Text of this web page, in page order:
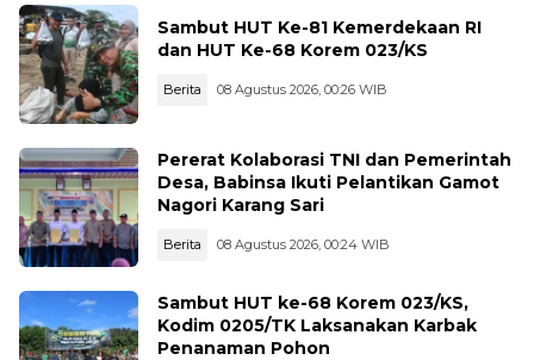
Sambut HUT Ke-81 Kemerdekaan RI
dan HUT Ke-68 Korem 023/KS
Berita 08 Agustus 2026, 00:26 WIB
Pererat Kolaborasi TNI dan Pemerintah
Desa, Babinsa Ikuti Pelantikan Gamot
Nagori Karang Sari
Berita 08 Agustus 2026, 00:24 WIB
Sambut HUT ke-68 Korem 023/KS,
Kodim 0205/TK Laksanakan Karbak
Penanaman Pohon